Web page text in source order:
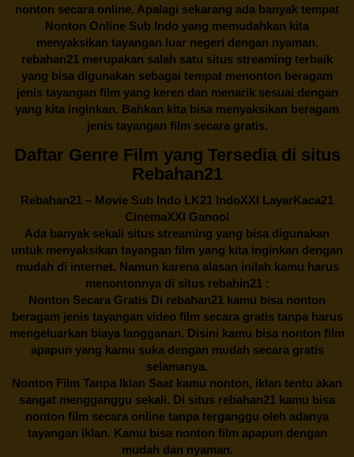
nonton secara online. Apalagi sekarang ada banyak tempat
Nonton Online Sub Indo yang memudahkan kita
menyaksikan tayangan luar negeri dengan nyaman.
rebahan21 merupakan salah satu situs streaming terbaik
yang bisa digunakan sebagai tempat menonton beragam
jenis tayangan film yang keren dan menarik sesuai dengan
yang kita inginkan. Bahkan kita bisa menyaksikan beragam
jenis tayangan film secara gratis.
Daftar Genre Film yang Tersedia di situs
Rebahan21
Rebahan21 – Movie Sub Indo LK21 IndoXXI LayarKaca21
CinemaXXI Ganool
Ada banyak sekali situs streaming yang bisa digunakan
untuk menyaksikan tayangan film yang kita inginkan dengan
mudah di internet. Namun karena alasan inilah kamu harus
menontonnya di situs rebahin21 :
Nonton Secara Gratis Di rebahan21 kamu bisa nonton
beragam jenis tayangan video film secara gratis tanpa harus
mengeluarkan biaya langganan. Disini kamu bisa nonton film
apapun yang kamu suka dengan mudah secara gratis
selamanya.
Nonton Film Tanpa Iklan Saat kamu nonton, iklan tentu akan
sangat mengganggu sekali. Di situs rebahan21 kamu bisa
nonton film secara online tanpa terganggu oleh adanya
tayangan iklan. Kamu bisa nonton film apapun dengan
mudah dan nyaman.